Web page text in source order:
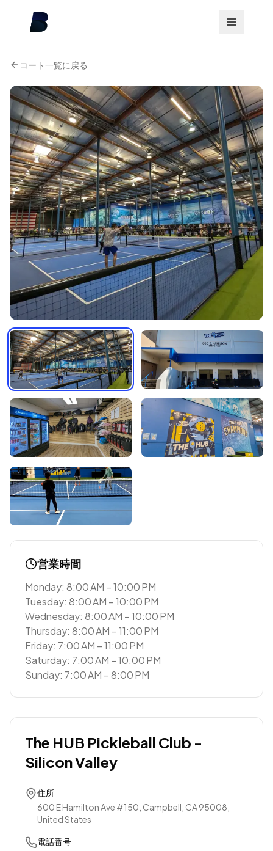
コート一覧に戻る
営業時間
Monday: 8:00 AM – 10:00 PM
Tuesday: 8:00 AM – 10:00 PM
Wednesday: 8:00 AM – 10:00 PM
Thursday: 8:00 AM – 11:00 PM
Friday: 7:00 AM – 11:00 PM
Saturday: 7:00 AM – 10:00 PM
Sunday: 7:00 AM – 8:00 PM
The HUB Pickleball Club -
Silicon Valley
住所
600 E Hamilton Ave #150, Campbell, CA 95008,
United States
電話番号